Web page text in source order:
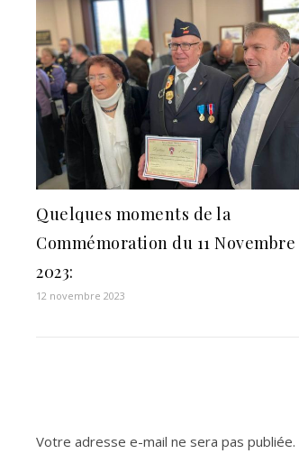
Quelques moments de la
Commémoration du 11 Novembre
2023:
12 novembre 2023
Votre adresse e-mail ne sera pas publiée.